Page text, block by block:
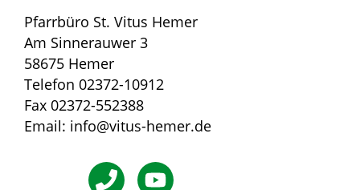
Pfarrbüro St. Vitus Hemer
Am Sinnerauwer 3
58675 Hemer
Telefon 02372-10912
Fax 02372-552388
Email: info@vitus-hemer.de